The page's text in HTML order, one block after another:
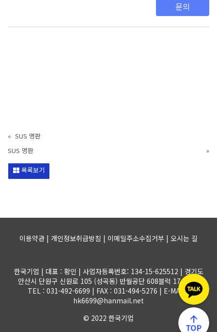
문의
« SUS 명판
SUS 명판
»
목록보기
이용약관 | 개인정보취급방침 | 이메일주소수집거부 | 오시는 길
한국기업 | 대표 : 황인 | 사업자등록번호: 134-15-625512 | 경기도
안산시 단원구 신원로 105 (성곡동) 반월공단 608블럭 17-1롯트
TEL : 031-492-6699 | FAX : 031-494-5276 | E-MAIL :
hk6699@hanmail.net
© 2022 한국기업